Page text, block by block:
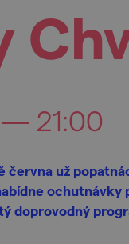
— 21:00
června už
ochutnávky
doprovodný